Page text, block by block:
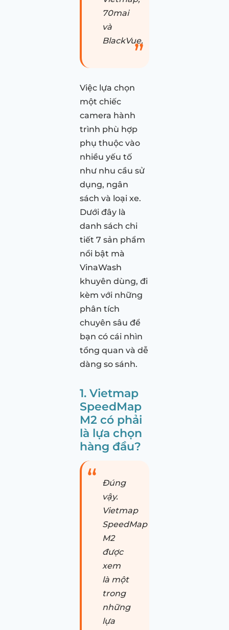
70mai
và
BlackVue.
Việc lựa chọn
một chiếc
camera hành
trình phù hợp
phụ thuộc vào
nhiều yếu tố
như nhu cầu sử
dụng, ngân
sách và loại xe.
Dưới đây là
danh sách chi
tiết 7 sản phẩm
nổi bật mà
VinaWash
khuyên dùng, đi
kèm với những
phân tích
chuyên sâu để
bạn có cái nhìn
tổng quan và dễ
dàng so sánh.
1. Vietmap
SpeedMap
M2 có phải
là lựa chọn
hàng đầu?
Đúng
vậy.
Vietmap
SpeedMap
M2
được
xem
là một
trong
những
lựa